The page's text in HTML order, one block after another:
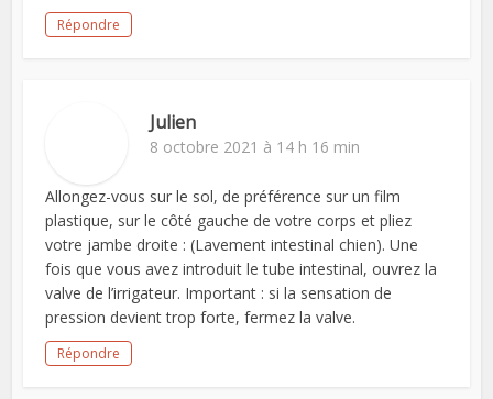
Répondre
Julien
8 octobre 2021 à 14 h 16 min
Allongez-vous sur le sol, de préférence sur un film
plastique, sur le côté gauche de votre corps et pliez
votre jambe droite : (Lavement intestinal chien). Une
fois que vous avez introduit le tube intestinal, ouvrez la
valve de l’irrigateur. Important : si la sensation de
pression devient trop forte, fermez la valve.
Répondre